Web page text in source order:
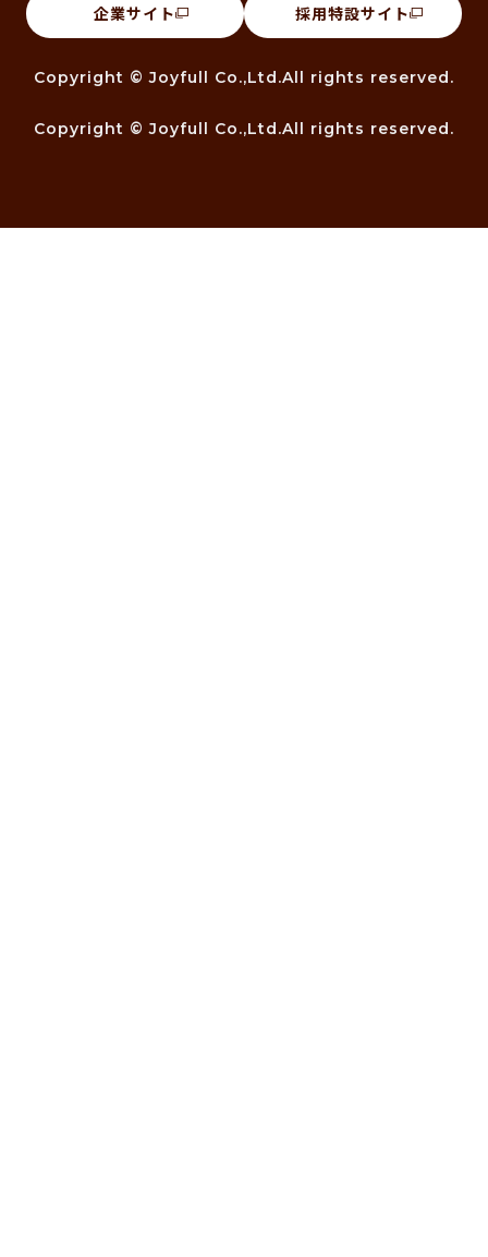
企業サイト 採用特設サイト
Copyright © Joyfull Co.,Ltd.All rights reserved.
Copyright © Joyfull Co.,Ltd.All rights reserved.